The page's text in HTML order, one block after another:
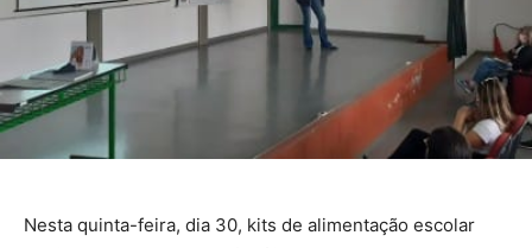
Nesta quinta-feira, dia 30, kits de alimentação escolar